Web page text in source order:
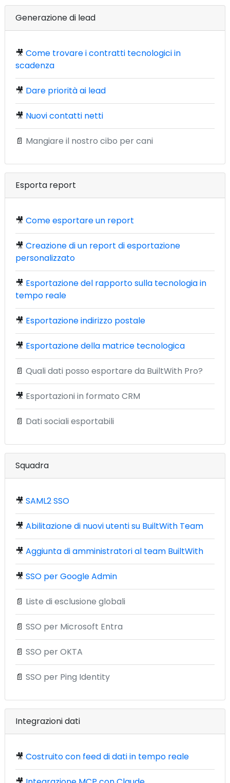
Generazione di lead
🎥 Come trovare i contratti tecnologici in
scadenza
🎥 Dare priorità ai lead
🎥 Nuovi contatti netti
📄 Mangiare il nostro cibo per cani
Esporta report
🎥 Come esportare un report
🎥 Creazione di un report di esportazione
personalizzato
🎥 Esportazione del rapporto sulla tecnologia in
tempo reale
🎥 Esportazione indirizzo postale
🎥 Esportazione della matrice tecnologica
📄 Quali dati posso esportare da BuiltWith Pro?
🎥 Esportazioni in formato CRM
📄 Dati sociali esportabili
Squadra
🎥 SAML2 SSO
🎥 Abilitazione di nuovi utenti su BuiltWith Team
🎥 Aggiunta di amministratori al team BuiltWith
🎥 SSO per Google Admin
📄 Liste di esclusione globali
📄 SSO per Microsoft Entra
📄 SSO per OKTA
📄 SSO per Ping Identity
Integrazioni dati
🎥 Costruito con feed di dati in tempo reale